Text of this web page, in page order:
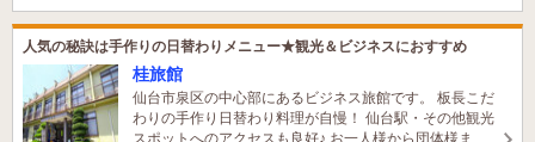
人気の秘訣は手作りの日替わりメニュー★観光＆ビジネスにおすすめ
桂旅館
仙台市泉区の中心部にあるビジネス旅館です。 板長こだ
わりの手作り日替わり料理が自慢！ 仙台駅・その他観光
スポットへのアクセスも良好♪ お一人様から団体様ま